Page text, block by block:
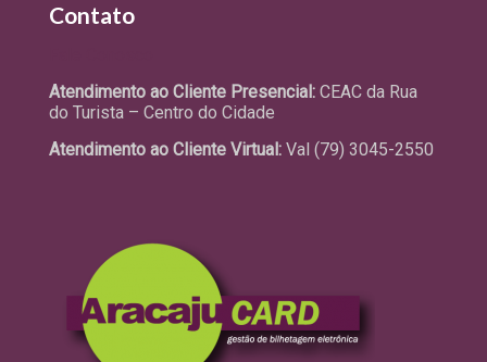
Contato
Atendimento ao Cliente Presencial: CEAC da Rua
do Turista – Centro do Cidade
Atendimento ao Cliente Virtual: Val (79) 3045-2550